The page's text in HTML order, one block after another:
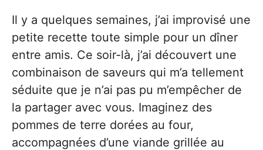
Il y a quelques semaines, j’ai improvisé une
petite recette toute simple pour un dîner
entre amis. Ce soir-là, j’ai découvert une
combinaison de saveurs qui m’a tellement
séduite que je n’ai pas pu m’empêcher de
la partager avec vous. Imaginez des
pommes de terre dorées au four,
accompagnées d’une viande grillée au